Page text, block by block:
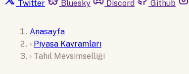
Twitter
Bluesky Discord Github
Anasayfa
› Piyasa Kavramları
› Tahıl Mevsimselliği